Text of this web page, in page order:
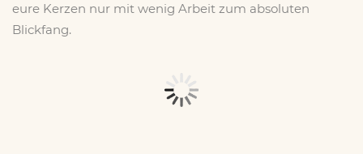
eure Kerzen nur mit wenig Arbeit zum absoluten
Blickfang.